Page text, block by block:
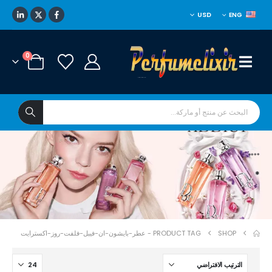
ENG
USD
0
****
*
SHOP
PRODUCT TAG - عطر-بايشون-ان-فيبل-فلفت-روز-اكسترايت